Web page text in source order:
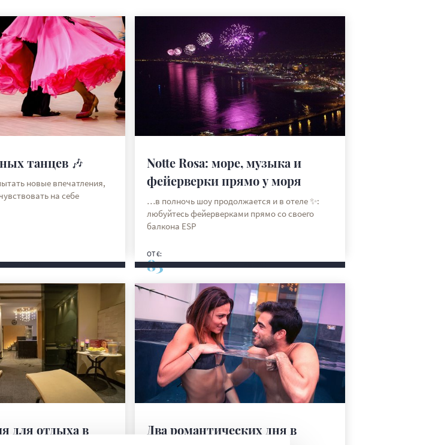
танцев 🎶
новые впечатления,
на себе
MORE
Notte Rosa: море, музыка и
фейерверки прямо у моря
…в полночь шоу продолжается и в отеле ✨:
любуйтесь фейерверками прямо со своего
балкона ESP
ОТ €:
85 DISCOVER MORE
для отдыха в
Два романтических дня в